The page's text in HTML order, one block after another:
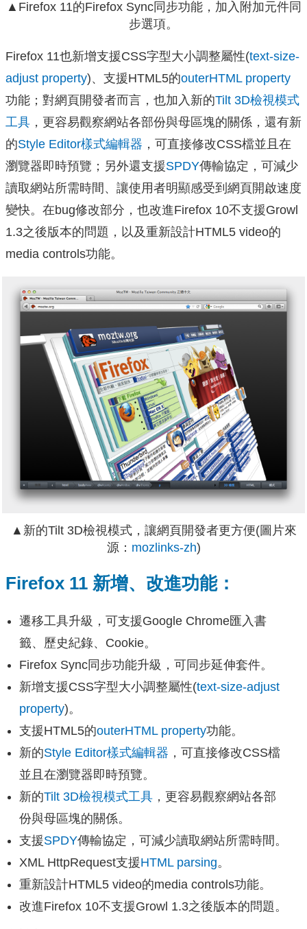
▲Firefox 11的Firefox Sync同步功能，加入附加元件同
步選項。
Firefox 11也新增支援CSS字型大小調整屬性(text-size-
adjust property)、支援HTML5的outerHTML property
功能；對網頁開發者而言，也加入新的Tilt 3D檢視模式
工具 ，更容易觀察網站各部份與母區塊的關係，還有新
的Style Editor樣式編輯器 ，可直接修改CSS檔並且在
瀏覽器即時預覽；另外還支援SPDY傳輸協定，可減少
讀取網站所需時間、讓使用者明顯感受到網頁開啟速度
變快。在bug修改部分，也改進Firefox 10不支援Growl
1.3之後版本的問題，以及重新設計HTML5 video的
media controls功能。
▲ 新的Tilt 3D檢視模式，讓網頁開發者更方便(圖片來
源： mozlinks-zh)
Firefox 11 新增、改進功能：
遷移工具升級，可支援Google Chrome匯入書
籤、歷史紀錄、Cookie。
Firefox Sync同步功能升級，可同步延伸套件。
新增支援CSS字型大小調整屬性(text-size-adjust
property)。
支援HTML5的outerHTML property功能。
新的Style Editor樣式編輯器 ，可直接修改CSS檔
並且在瀏覽器即時預覽。
新的Tilt 3D檢視模式工具 ，更容易觀察網站各部
份與母區塊的關係。
支援SPDY傳輸協定，可減少讀取網站所需時間。
XML HttpRequest支援HTML parsing。
重新設計HTML5 video的media controls功能。
改進Firefox 10不支援Growl 1.3之後版本的問題。